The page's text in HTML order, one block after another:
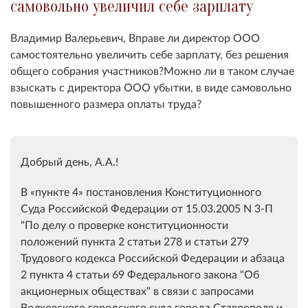
самовольно увеличил себе зарплату
Владимир Валерьевич, Вправе ли директор ООО
самостоятельно увеличить себе зарплату, без решения
общего собрания участников?Можно ли в таком случае
взыскать с директора ООО убытки, в виде самовольно
повышенного размера оплаты труда?
Добрый день, А.А.!
В пункте 4
постановления Конституционного
Суда Российской Федерации от 15.03.2005 N 3-П
"По делу о проверке конституционности
положений пункта 2 статьи 278 и статьи 279
Трудового кодекса Российской Федерации и абзаца
2 пункта 4 статьи 69 Федерального закона "Об
акционерных обществах" в связи с запросами